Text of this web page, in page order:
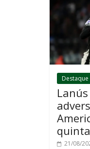
Destaque
quinta
21/08/